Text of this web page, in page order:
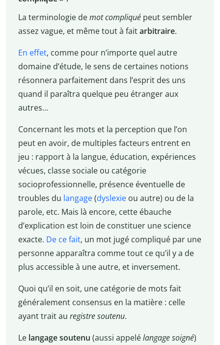
La terminologie demot compliquépeut sembler
assez vague, et même tout à faitarbitraire.
En effet, comme pour n’importe quel autre
domaine d’étude, le sens de certaines notions
résonnera parfaitement dans l’esprit des uns
quand il paraîtra quelque peu étranger aux
autres…
Concernant les mots et la perception que l’on
peut en avoir, de multiples facteurs entrent en
jeu : rapport à la langue, éducation, expériences
vécues, classe sociale ou catégorie
socioprofessionnelle, présence éventuelle de
troubles du langage(dyslexieou autre) ou de la
parole, etc. Mais là encore, cette ébauche
d’explication est loin de constituer une science
exacte. De ce fait, un mot jugé compliqué par une
personne apparaîtra comme tout ce qu’il y a de
plus accessible à une autre, et inversement.
Quoi qu’il en soit, une catégorie de mots fait
généralement consensus en la matière : celle
ayant trait au registre soutenu.
Le langage soutenu (aussi appelélangage soigné)